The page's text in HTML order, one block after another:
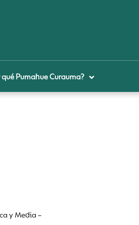
qué Pumahue Curauma?
y Media –